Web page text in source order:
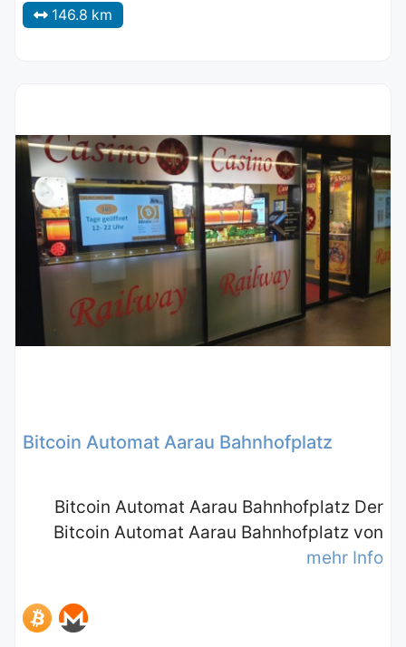
146.8 km
Bitcoin Automat Aarau Bahnhofplatz
Bitcoin Automat Aarau Bahnhofplatz Der
Bitcoin Automat Aarau Bahnhofplatz von
mehr Info